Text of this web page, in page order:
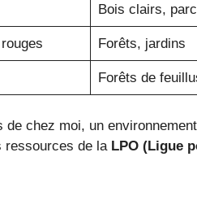
Bois clairs,
Forêts, jardins
Forêts de
chez moi, un
ressources de la LPO (Ligue